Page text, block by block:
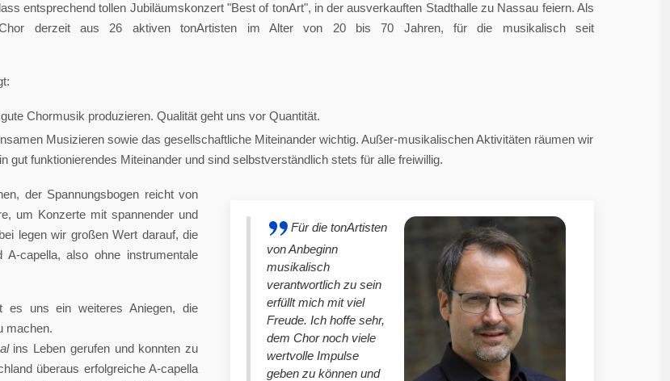
entsprechend tollen Jubiläumskonzert "Best of tonArt", in der ausverkauften Stadthalle zu Nassau feiern. Als
Chor derzeit aus 26 aktiven tonArtisten im Alter von 20 bis 70 Jahren, für die musikalisch seit
Chormusik produzieren. Qualität geht uns vor Quantität.
Musizieren sowie das gesellschaftliche Miteinander wichtig. Außer-musikalischen Aktivitäten räumen wir
gut funktionierendes Miteinander und sind selbstverständlich stets für alle freiwillig.
Für die tonArtisten
von Anbeginn
musikalisch
verantwortlich zu sein
erfüllt mich mit viel
Freude. Ich hoffe sehr,
dem Chor noch viele
wertvolle Impulse
geben zu können und
der Spannungsbogen reicht von
um Konzerte mit spannender und
legen wir großen Wert darauf, die
capella, also ohne instrumentale
es uns ein weiteres Aniegen, die
machen.
ins Leben gerufen und konnten zu
überaus erfolgreiche A-capella